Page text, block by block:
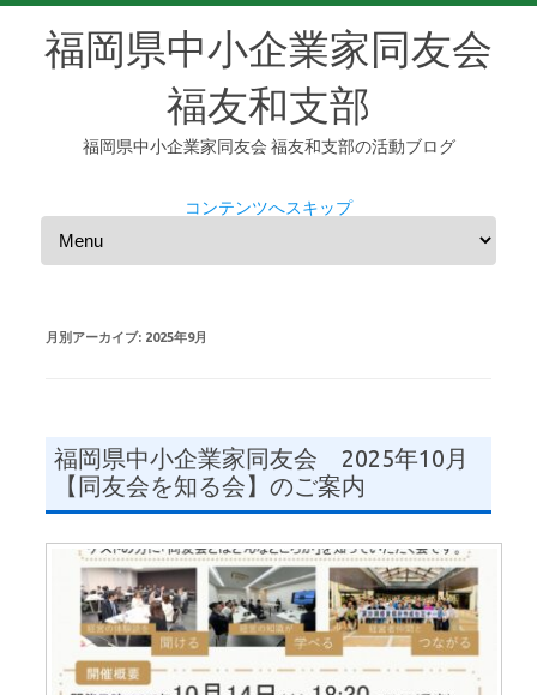
福岡県中小企業家同友会
福友和支部
福岡県中小企業家同友会 福友和支部の活動ブログ
コンテンツへスキップ
月別アーカイブ: 2025年9月
福岡県中小企業家同友会 2025年10月
【同友会を知る会】のご案内